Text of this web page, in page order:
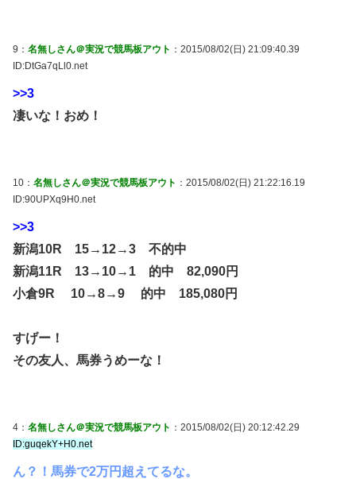
9： 名無しさん＠実況で競馬板アウト ：2015/08/02(日) 21:09:40.39
ID:DtGa7qLl0.net
>>3
凄いな！おめ！
10： 名無しさん＠実況で競馬板アウト ：2015/08/02(日) 21:22:16.19
ID:90UPXq9H0.net
>>3
新潟10R 15→12→3 不的中
新潟11R 13→10→1 的中 82,090円
小倉9R 10→8→9 的中 185,080円
すげー！
その友人、馬券うめーな！
4： 名無しさん＠実況で競馬板アウト ：2015/08/02(日) 20:12:42.29
ID:guqekY+H0.net
ん？！馬券で2万円超えてるな。